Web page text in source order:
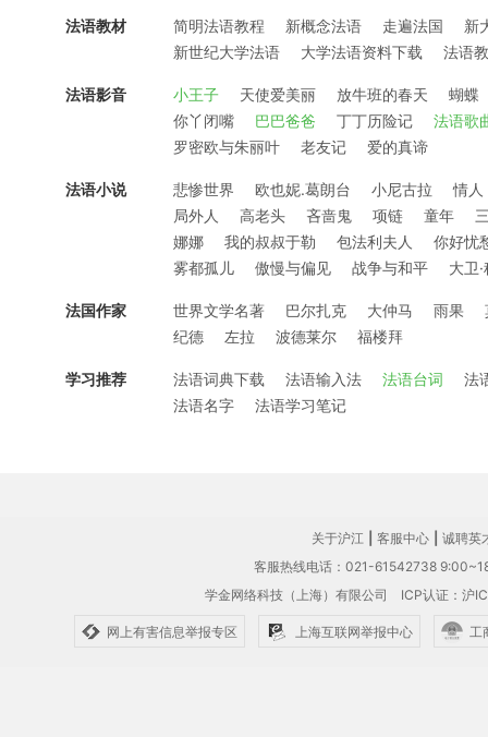
法语教材 简明法语教程 新概念法语 走遍法国
新
新世纪大学法语
大学法语资料下载 法语
法语影音 小王子 天使爱美丽 放牛班的春天
蝴蝶
你丫闭嘴
巴巴爸爸 丁丁历险记
法语歌
罗密欧与朱丽叶
老友记 爱的真谛
法语小说 悲惨世界 欧也妮.葛朗台 小尼古拉
情人
局外人
高老头 吝啬鬼 项链 童年
娜娜
我的叔叔于勒 包法利夫人
你好忧
雾都孤儿
傲慢与偏见 战争与和平 大卫
法国作家 世界文学名著 巴尔扎克 大仲马 雨果
纪德
左拉 波德莱尔 福楼拜
学习推荐 法语词典下载 法语输入法 法语台词
法
法语名字
法语学习笔记
关于沪江 客服中心
诚聘英
客服热线电话：021-61542738
学金网络科技（上海）有限公司 ICP认证：沪
网上有害信息举报专区 上海互联网举报中心 工